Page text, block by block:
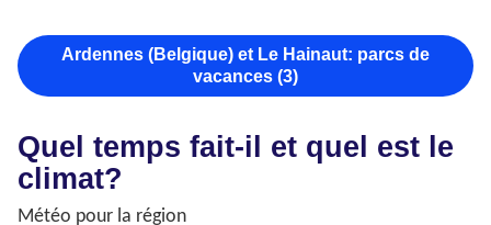
Ardennes (Belgique) et Le Hainaut: parcs de
vacances (3)
Quel temps fait-il et quel est le
climat?
Météo pour la région